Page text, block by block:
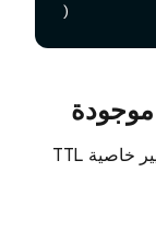
يوضح مقتطف الشيفرة التالي كيفية تغيير خاصية TTL